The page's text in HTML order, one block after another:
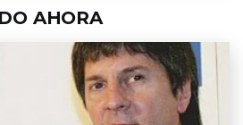
AHORA